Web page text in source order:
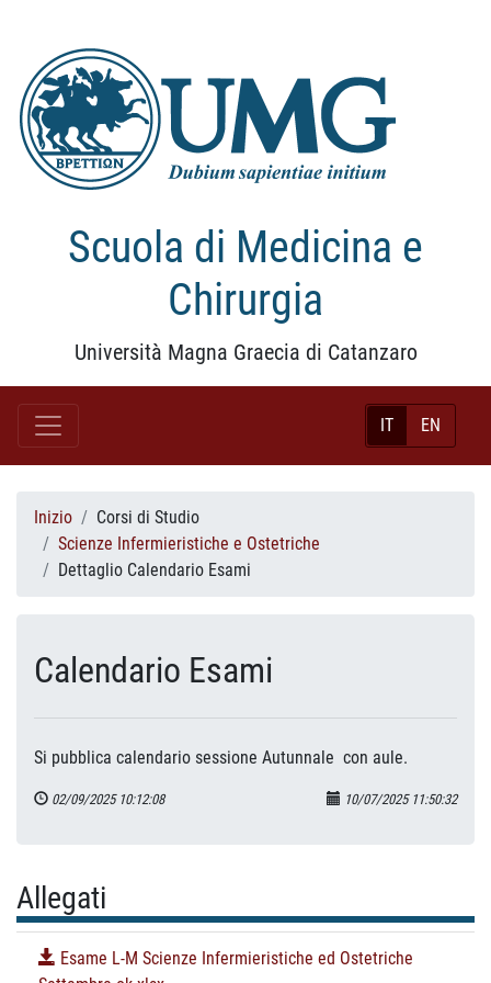
Scuola di Medicina e
Chirurgia
Università Magna Graecia di Catanzaro
IT EN
Inizio
Corsi di Studio
Scienze Infermieristiche e Ostetriche
Dettaglio Calendario Esami
Calendario Esami
Si pubblica calendario sessione Autunnale con aule.
02/09/2025 10:12:08 10/07/2025 11:50:32
Allegati
Esame L-M Scienze Infermieristiche ed Ostetriche